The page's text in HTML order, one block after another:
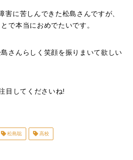
害に苦しんできた松島さんですが、
で本当におめでたいです。
さんらしく笑顔を振りまいて欲しい
目してくださいね!
松島聡 高校